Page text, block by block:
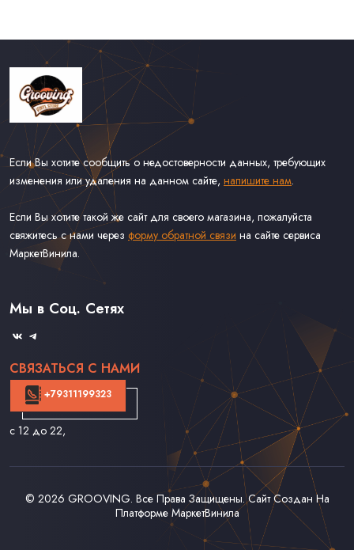
Если Вы хотите сообщить о недостоверности данных, требующих
изменения или удаления на данном сайте, напишите нам.
Если Вы хотите такой же сайт для своего магазина, пожалуйста
свяжитесь с нами через форму обратной связи на сайте сервиса
МаркетВинила.
Связаться С Нами
Оферта
Мы в Соц. Сетях
СВЯЗАТЬСЯ С НАМИ
+79311199323
с 12 до 22,
© 2026 GROOVING. Все Права Защищены. Сайт Создан На
Платформе МаркетВинила